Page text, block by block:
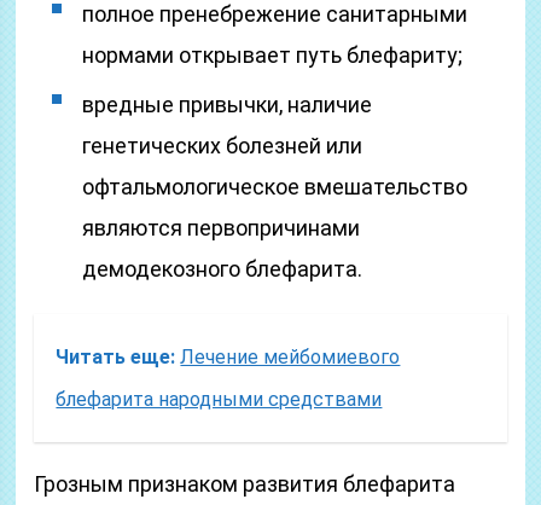
полное пренебрежение санитарными
нормами открывает путь блефариту;
вредные привычки, наличие
генетических болезней или
офтальмологическое вмешательство
являются первопричинами
демодекозного блефарита.
Читать еще: Лечение мейбомиевого
блефарита народными средствами
Грозным признаком развития блефарита